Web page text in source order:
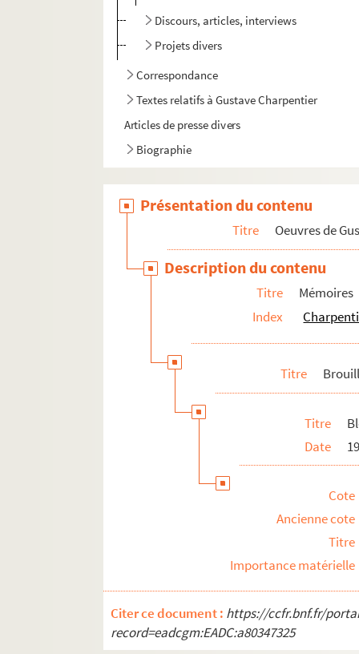
Discours, articles, interviews
Projets divers
Correspondance
Textes relatifs à Gustave Charpentier
Articles de presse divers
Biographie
Présentation du contenu
Titre Oeuvres de
Description du contenu
Titre
Mémoires
Index
Titre
Titre
Date
Cote
Ancienne cote
Titre
Importance matérielle
Citer ce document : https://ccfr.bnf.fr/
record=eadcgm:EADC:a80347325